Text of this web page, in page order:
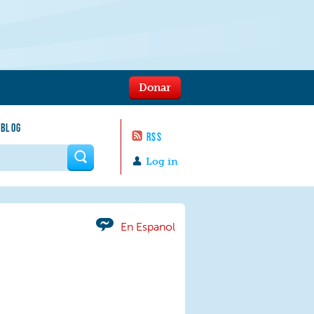
RSS
Log in
Donar
En Espanol